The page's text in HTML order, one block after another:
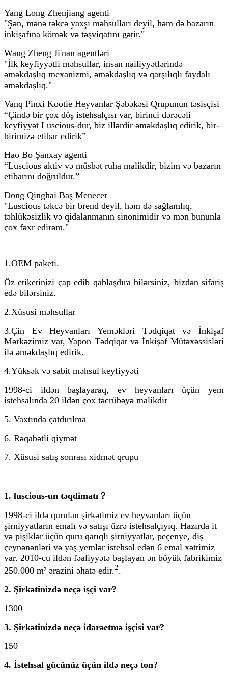
Yang Long Zhenjiang agenti
"Şən, mənə təkcə yaxşı məhsulları deyil, həm də bazarın
inkişafına kömək və təşviqatını gətir."
Wang Zheng Ji'nan agentləri
"İlk keyfiyyətli məhsullar, insan nailiyyətlərində
əməkdaşlıq mexanizmi, əməkdaşlıq və qarşılıqlı faydalı
əməkdaşlıq."
Vanq Pinxi Kootie Heyvanlar Şəbəkəsi Qrupunun təsisçisi
“Çində bir çox döş istehsalçısı var, birinci dərəcəli
keyfiyyət Luscious-dur, biz illərdir əməkdaşlıq edirik, bir-
birimizə etibar edirik”
Hao Bo Şanxay agenti
“Luscious aktiv və müsbət ruha malikdir, bizim və bazarın
etibarını doğruldur.”
Dong Qinghai Baş Menecer
"Luscious təkcə bir brend deyil, həm də sağlamlıq,
təhlükəsizlik və qidalanmanın sinonimidir və mən bununla
çox fəxr edirəm."
1.OEM paketi.
Öz etiketinizi çap edib qablaşdıra bilərsiniz, bizdən sifariş
edə bilərsiniz.
2.Xüsusi məhsullar
3.Çin Ev Heyvanları Yeməkləri Tədqiqat və İnkişaf
Mərkəzimiz var, Yapon Tədqiqat və İnkişaf Mütəxəssisləri
ilə əməkdaşlıq edirik.
4.Yüksək və sabit məhsul keyfiyyəti
1998-ci ildən başlayaraq, ev heyvanları üçün yem
istehsalında 20 ildən çox təcrübəyə malikdir
5. Vaxtında çatdırılma
6. Rəqabətli qiymət
7. Xüsusi satış sonrası xidmət qrupu
1. luscious-un təqdimatı？
1998-ci ildə qurulan şirkətimiz ev heyvanları üçün
şirniyyatların emalı və satışı üzrə istehsalçıyıq. Hazırda it
və pişiklər üçün quru qatıqlı şirniyyatlar, peçenye, diş
çeynənənləri və yaş yemlər istehsal edən 6 emal xəttimiz
var. 2010-cu ildən fəaliyyətə başlayan ən böyük fabrikimiz
250.000 m² ərazini əhatə edir.2.
2. Şirkətinizdə neçə işçi var?
1300
3. Şirkətinizdə neçə idarəetmə işçisi var?
150
4. İstehsal gücünüz üçün ildə neçə ton?